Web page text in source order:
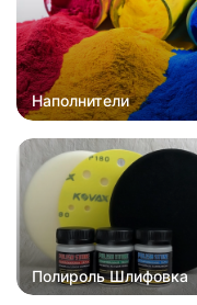
Наполнители
Полироль Шлифовка